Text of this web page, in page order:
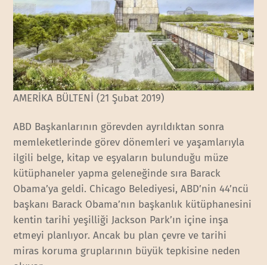
AMERİKA BÜLTENİ (21 Şubat 2019)
ABD Başkanlarının görevden ayrıldıktan sonra
memleketlerinde görev dönemleri ve yaşamlarıyla
ilgili belge, kitap ve eşyaların bulunduğu müze
kütüphaneler yapma geleneğinde sıra Barack
Obama’ya geldi. Chicago Belediyesi, ABD’nin 44’ncü
başkanı Barack Obama’nın başkanlık kütüphanesini
kentin tarihi yeşilliği Jackson Park’ın içine inşa
etmeyi planlıyor. Ancak bu plan çevre ve tarihi
miras koruma gruplarının büyük tepkisine neden